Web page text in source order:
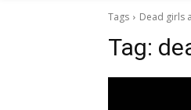
Tags Dead girls
Tag: